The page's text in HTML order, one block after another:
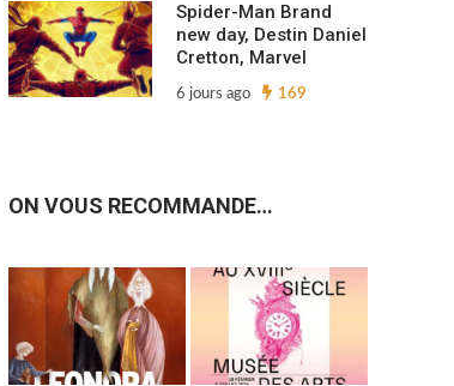
Spider-Man Brand
new day, Destin Daniel
Cretton, Marvel
6 jours ago 169
ON VOUS RECOMMANDE…